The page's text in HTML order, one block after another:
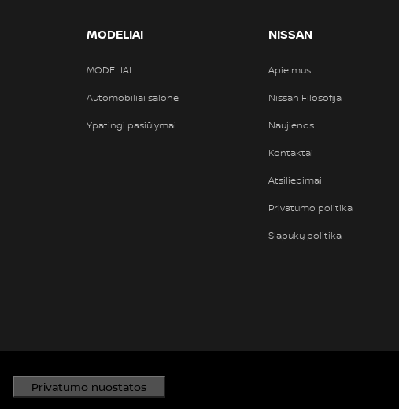
MODELIAI
MODELIAI
Automobiliai salone
Ypatingi pasiūlymai
NISSAN
Apie mus
Nissan Filosofija
Naujienos
Kontaktai
Atsiliepimai
Privatumo politika
Slapukų politika